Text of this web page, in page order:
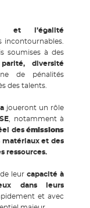
et l’égalité
incontournables.
soumises à des
parité, diversité
de pénalités
des talents.
joueront un rôle
, notamment à
desémissions
matériaux et des
ressources.
leur capacité à
dans leurs
et avec